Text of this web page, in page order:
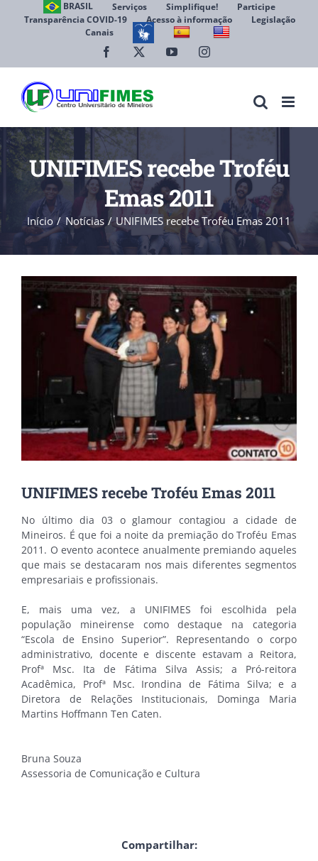
BRASIL Serviços Simplifique!
Participe
Transparência COVID-19
Acesso à informação
Legislação
Canais
Facebook YouTubeInstagram
UNIFIMES recebe Troféu
Emas 2011
Início Notícias UNIFIMES recebe Troféu Emas 2011
View
Larger
Image
UNIFIMES recebe Troféu Emas 2011
No último dia 03 o glamour contagiou a cidade de
Mineiros. É que foi a noite da premiação do Troféu Emas
2011. O evento acontece anualmente premiando aqueles
que mais se destacaram nos mais diferentes segmentos
empresariais e profissionais.
E, mais uma vez, a UNIFIMES foi escolhida pela
população mineirense como destaque na categoria
“Escola de Ensino Superior”. Representando o corpo
administrativo, docente e discente estavam a Reitora,
Profª Msc. Ita de Fátima Silva Assis; a Pró-reitora
Acadêmica, Profª Msc. Irondina de Fátima Silva; e a
Diretora de Relações Institucionais, Dominga Maria
Martins Hoffmann Ten Caten.
Bruna Souza
Assessoria de Comunicação e Cultura
Compartilhar: